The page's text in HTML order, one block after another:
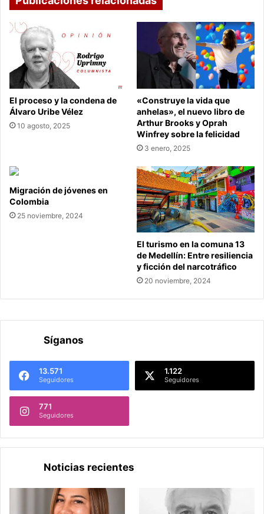
El proceso y la condena de
Álvaro Uribe Vélez
10 agosto, 2025
«Construye la vida que
anhelas», el nuevo libro de
Arthur Brooks y Oprah
Winfrey sobre la felicidad
3 enero, 2025
Migración de jóvenes en
Colombia
25 noviembre, 2024
El turismo en la comuna 13
de Medellín: Entre resiliencia
y ficción del narcotráfico
20 noviembre, 2024
Síganos
13.571
Seguidores
1.122
Seguidores
771
Seguidores
Noticias recientes